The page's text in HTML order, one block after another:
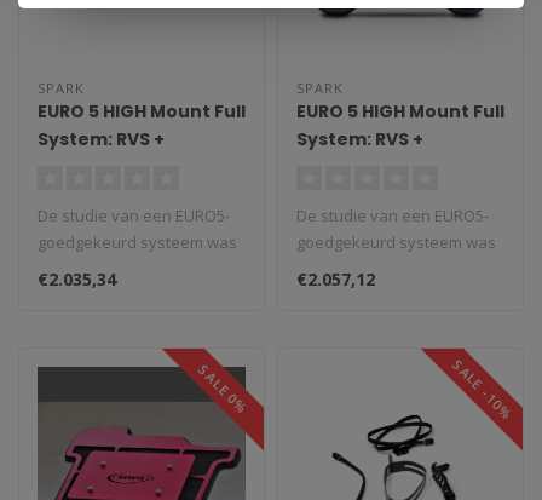
SPARK
EURO 5 HIGH Mount Full
System: RVS +
Yamaha MT-09 (2021-
2024)
De studie van een EURO5-
goedgekeurd systeem was
de eerste belangrijke
uitdaging ..
€2.035,34
SPARK
EURO 5 HIGH Mount Full
System: RVS +
Yamaha MT-09 (2021-
2024)
De studie van een EURO5-
goedgekeurd systeem was
de eerste belangrijke
uitdaging ..
€2.057,12
SALE 0% SALE -10%